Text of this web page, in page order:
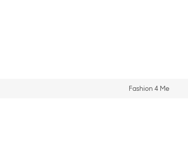
Fashion 4 Me